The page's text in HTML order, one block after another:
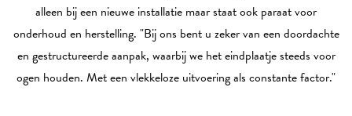
alleen bij een nieuwe installatie maar staat ook paraat voor
onderhoud en herstelling. "Bij ons bent u zeker van een doordachte
en gestructureerde aanpak, waarbij we het eindplaatje steeds voor
ogen houden. Met een vlekkeloze uitvoering als constante factor."